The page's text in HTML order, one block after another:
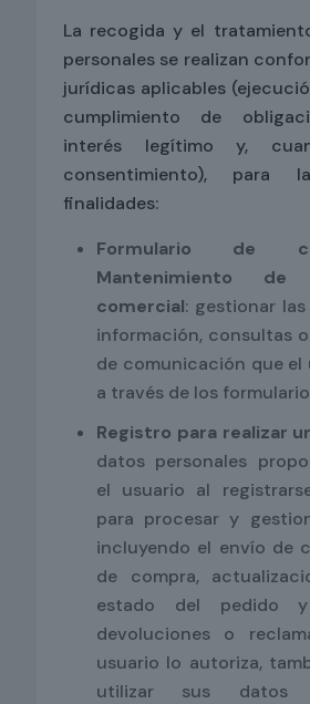
La recogida y el
personales se realizan
jurídicas aplicables
cumplimiento de
interés legítimo y,
consentimiento), para
finalidades:
Formulario de
Mantenimiento
comercial: gestionar
información, consultas
de comunicación que el
a través de los
Registro para realizar
datos personales
el usuario al
para procesar y
incluyendo el envío de
de compra,
estado del pedido
devoluciones o
usuario lo autoriza,
utilizar sus datos